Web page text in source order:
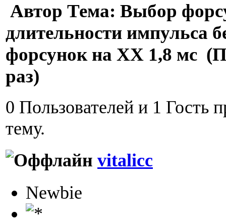
Автор Тема: Выбор
длительности импульса
форсунок на ХХ 1,8 мс
раз)
0 Пользователей и 1 Гость
тему.
vitalicc
Newbie